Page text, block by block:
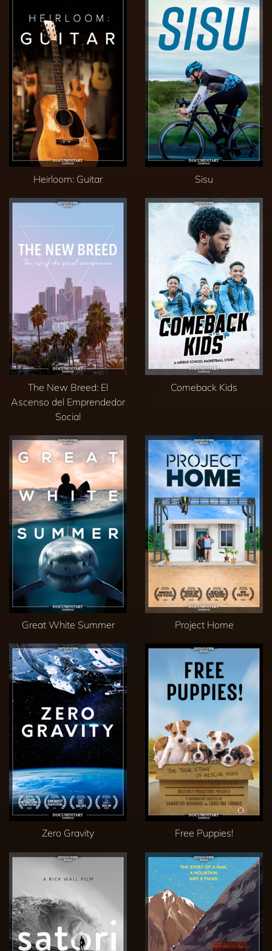
Heirloom: Guitar Sisu
The New Breed: El
Ascenso del Emprendedor
Social
Comeback Kids
Great White Summer Project Home
Zero Gravity Free Puppies!